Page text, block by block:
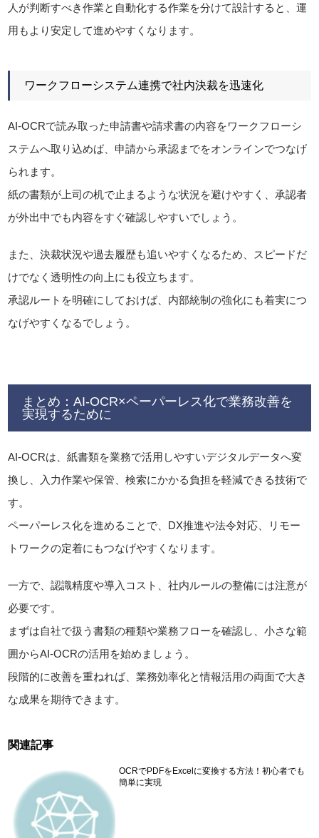
人が判断すべき作業と自動化する作業を分けて設計すると、運
用もより安定して進めやすくなります。
ワークフローシステム連携で社内決裁を迅速化
AI-OCRで読み取った申請書や請求書の内容をワークフローシ
ステムへ取り込めば、申請から承認までをオンラインでつなげ
られます。
紙の書類が上司の机で止まるような状況を避けやすく、承認者
が外出中でも内容をすぐ確認しやすいでしょう。
また、決裁状況や過去履歴も追いやすくなるため、スピードだ
けでなく透明性の向上にも役立ちます。
承認ルートを明確にしておけば、内部統制の強化にも着実につ
なげやすくなるでしょう。
まとめ：AI-OCR×ペーパーレス化で業務改善を
実現するために
AI-OCRは、紙書類を業務で活用しやすいデジタルデータへ変
換し、入力作業や保管、検索にかかる負担を軽減できる技術で
す。
ペーパーレス化を進めることで、DX推進や法令対応、リモー
トワークの定着にもつなげやすくなります。
一方で、認識精度や導入コスト、社内ルールの整備には注意が
必要です。
まずは自社で扱う書類の種類や業務フローを確認し、小さな範
囲からAI-OCRの活用を始めましょう。
段階的に改善を重ねれば、業務効率化と情報活用の両面で大き
な成果を期待できます。
関連記事
OCRでPDFをExcelに変換する方法！初心者でも
簡単に実現